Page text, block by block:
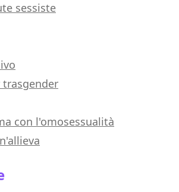
sessiste
trasgender
con l'omosessualità